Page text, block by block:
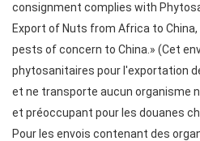
consignment complies with
Export of Nuts from Africa to
pests of concern to China.» (Cet
phytosanitaires pour l'exportation
et ne transporte aucun organisme
et préoccupant pour les douanes
Pour les envois contenant des